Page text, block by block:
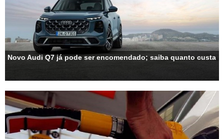
Novo Audi Q7 já pode ser encomendado; saiba quanto custa